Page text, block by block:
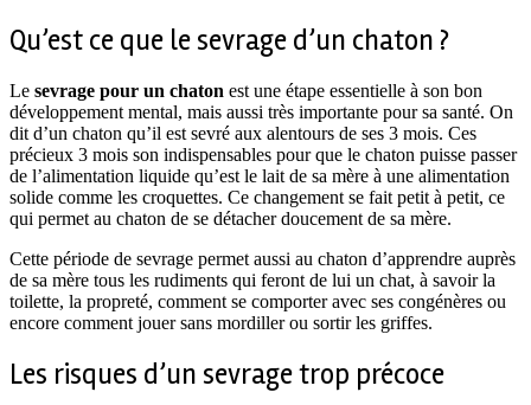
Qu’est ce que le sevrage d’un chaton ?
Le sevrage pour un chaton est une étape essentielle à son bon
développement mental, mais aussi très importante pour sa santé. On
dit d’un chaton qu’il est sevré aux alentours de ses 3 mois. Ces
précieux 3 mois son indispensables pour que le chaton puisse passer
de l’alimentation liquide qu’est le lait de sa mère à une alimentation
solide comme les croquettes. Ce changement se fait petit à petit, ce
qui permet au chaton de se détacher doucement de sa mère.
Cette période de sevrage permet aussi au chaton d’apprendre auprès
de sa mère tous les rudiments qui feront de lui un chat, à savoir la
toilette, la propreté, comment se comporter avec ses congénères ou
encore comment jouer sans mordiller ou sortir les griffes.
Les risques d’un sevrage trop précoce